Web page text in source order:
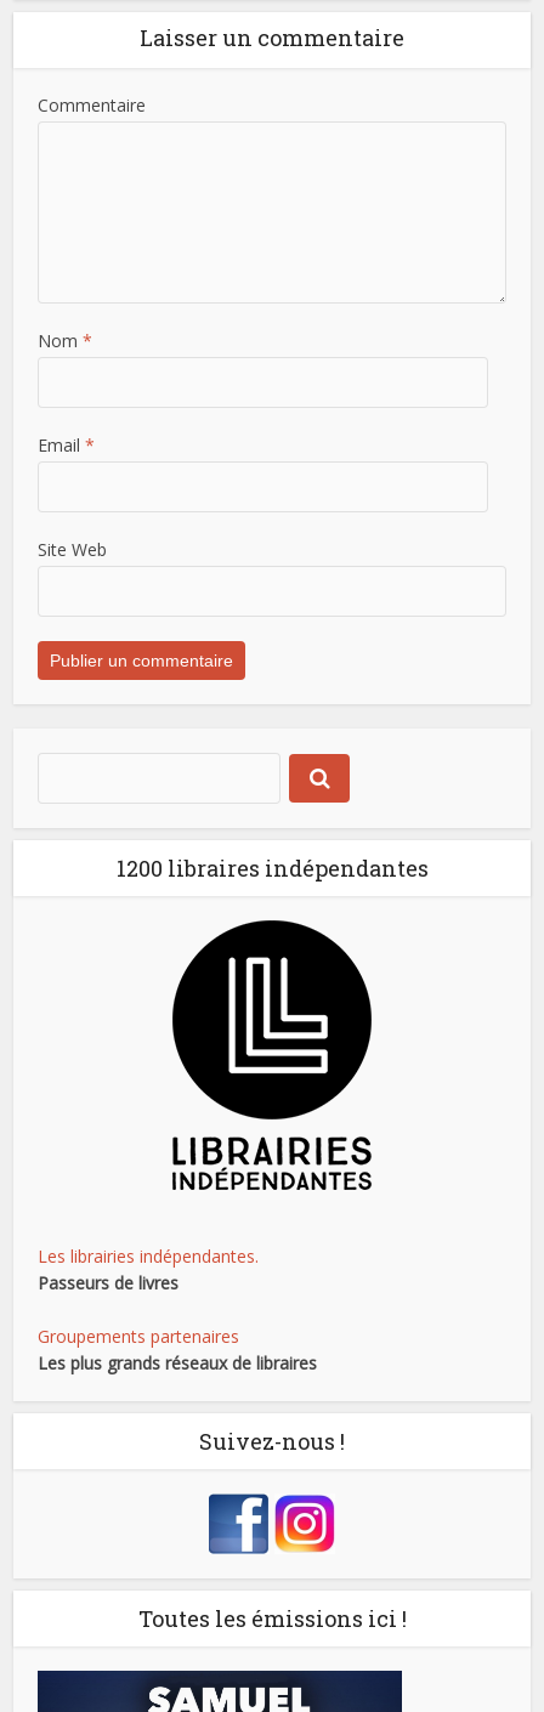
Laisser un commentaire
Commentaire
Nom *
Email *
Site Web
1200 libraires indépendantes
Les librairies indépendantes.
Passeurs de livres
Groupements partenaires
Les plus grands réseaux de libraires
Suivez-nous !
Toutes les émissions ici !